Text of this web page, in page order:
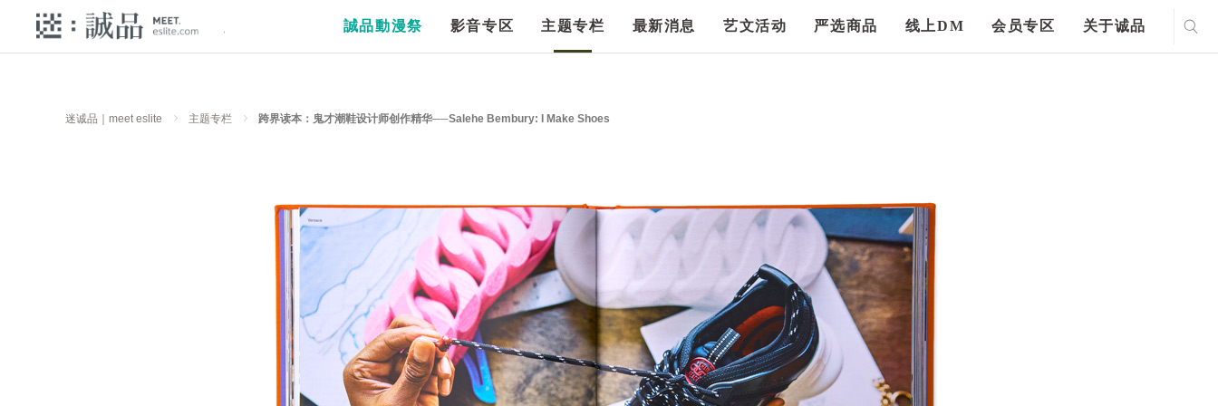
誠品動漫祭 影音专区 主题专栏 最新消息 艺文活动 严选商品 线上DM 会员专区 关于诚品
迷诚品｜meet eslite 主题专栏 跨界读本：鬼才潮鞋设计师创作精华──Salehe Bembury: I Make Shoes